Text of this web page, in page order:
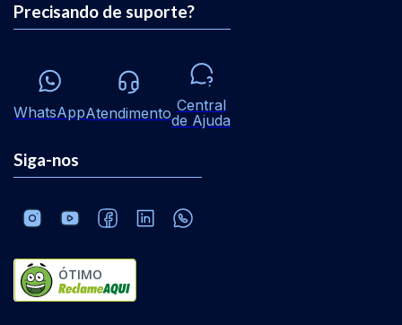
Precisando de suporte?
WhatsAppAtendimento Central
de Ajuda
Siga-nos
ÓTIMO